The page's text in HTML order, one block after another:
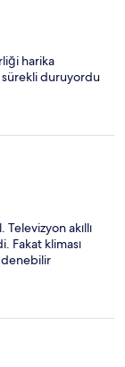
harika
sürekli duruyordu
akıllı
Fakat kliması